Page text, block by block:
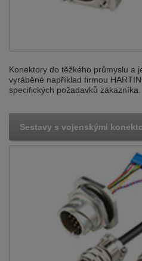
Konektory do těžkého průmyslu a
vyráběné například firmou
specifických požadavků zákazníka.
Sestavy s vojenskými